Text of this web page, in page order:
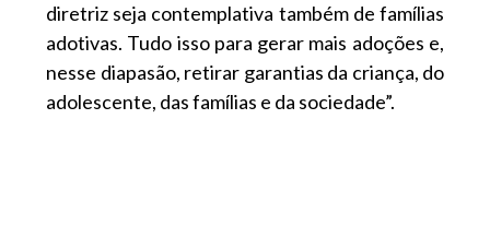
diretriz seja contemplativa também de famílias
adotivas. Tudo isso para gerar mais adoções e,
nesse diapasão, retirar garantias da criança, do
adolescente, das famílias e da sociedade”.